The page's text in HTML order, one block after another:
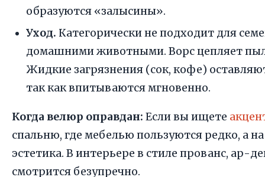
образуются «залысины».
Уход. Категорически не подходит для
домашними животными. Ворс цепляет
Жидкие загрязнения (сок, кофе)
так как впитываются мгновенно.
Когда велюр оправдан: Если вы ищете
спальню, где мебелью пользуются редко, а
эстетика. В интерьере в стиле прованс, ар-
смотрится безупречно.